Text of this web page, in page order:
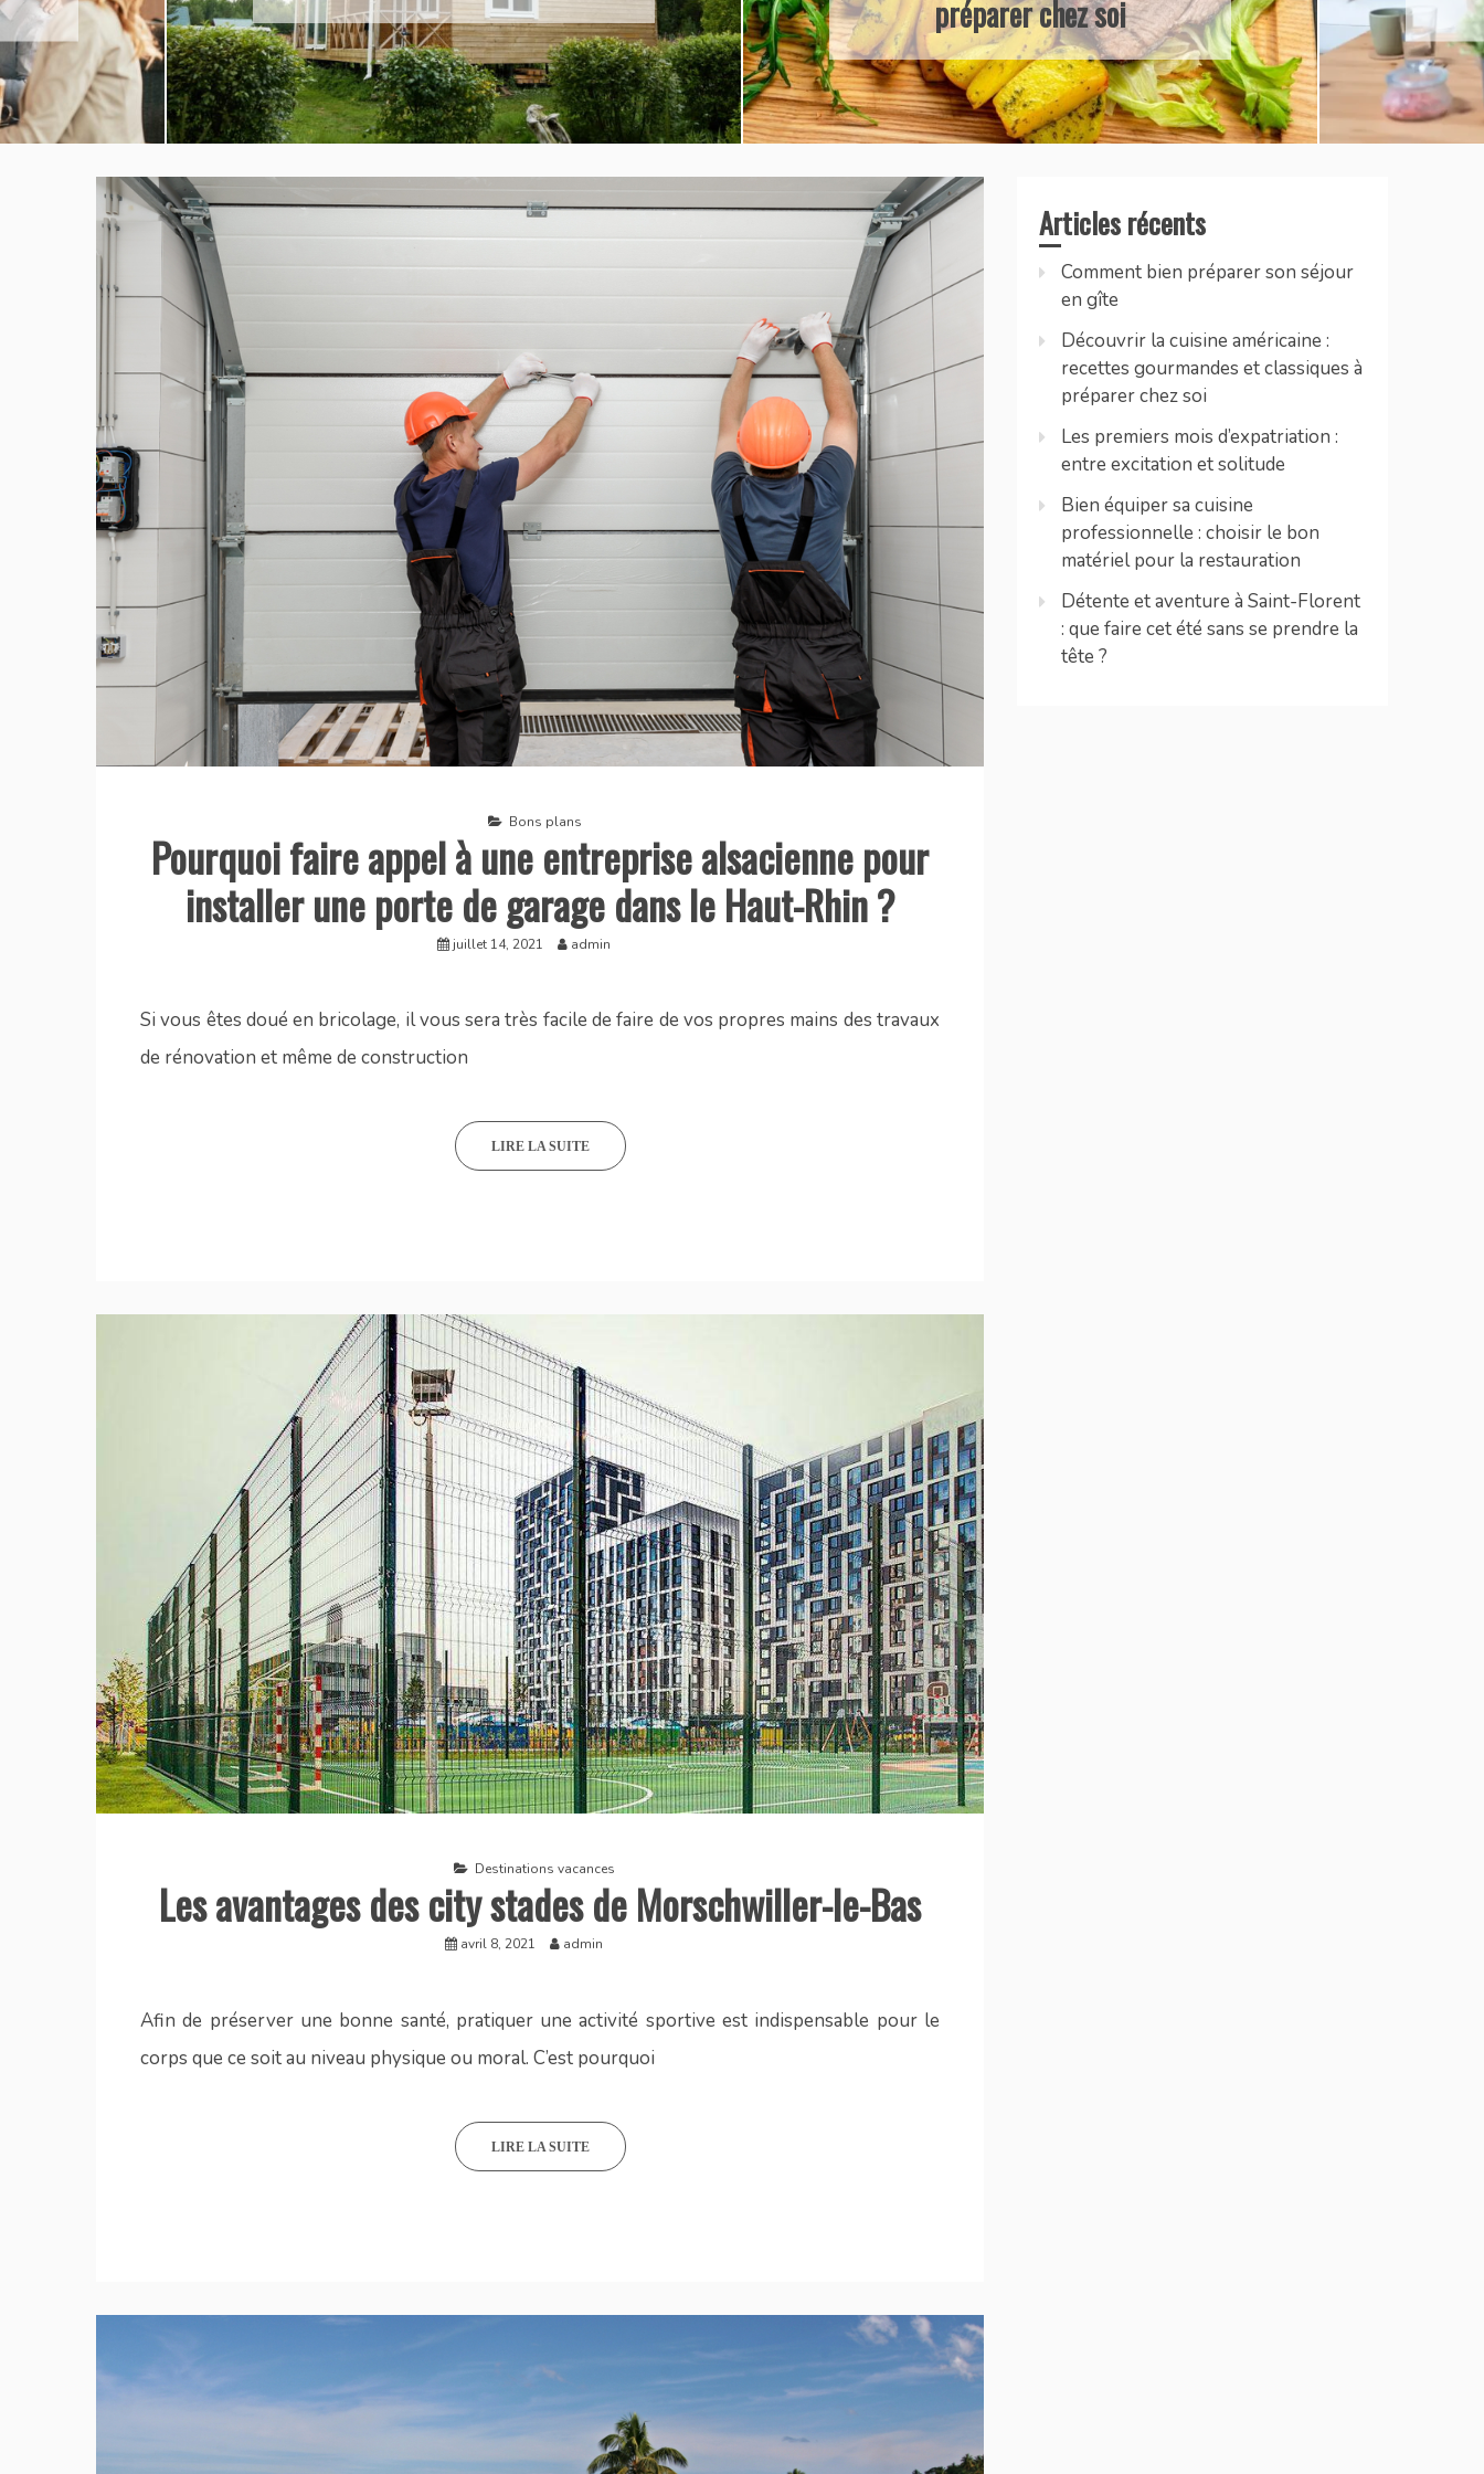
préparer chez soi
Bons plans
Pourquoi faire appel à une entreprise alsacienne pour
installer une porte de garage dans le Haut-Rhin ?
juillet 14, 2021 admin
Si vous êtes doué en bricolage, il vous sera très facile de faire de vos propres mains des travaux
de rénovation et même de construction
LIRE LA SUITE
Destinations vacances
Les avantages des city stades de Morschwiller-le-Bas
avril 8, 2021 admin
Afin de préserver une bonne santé, pratiquer une activité sportive est indispensable pour le
corps que ce soit au niveau physique ou moral. C’est pourquoi
LIRE LA SUITE
Articles récents
Comment bien préparer son séjour
en gîte
Découvrir la cuisine américaine :
recettes gourmandes et classiques à
préparer chez soi
Les premiers mois d’expatriation :
entre excitation et solitude
Bien équiper sa cuisine
professionnelle : choisir le bon
matériel pour la restauration
Détente et aventure à Saint-Florent
: que faire cet été sans se prendre la
tête ?